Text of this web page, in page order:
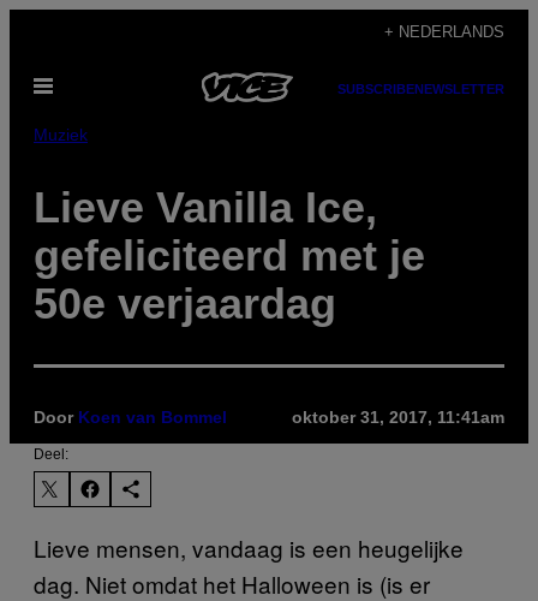
de
inhoud
+ NEDERLANDS
Open
SUBSCRIBENEWSLETTER
Muziek
Lieve Vanilla Ice,
gefeliciteerd met je
50e verjaardag
Door Koen van Bommel oktober 31, 2017, 11:41am
Deel:
Lieve mensen, vandaag is een heugelijke
dag. Niet omdat het Halloween is (is er